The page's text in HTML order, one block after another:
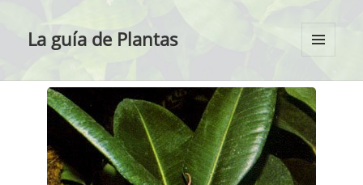
La guía de Plantas
WIDGETS